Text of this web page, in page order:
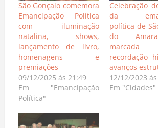
São Gonçalo comemora
Emancipação Política
com iluminação
natalina, shows,
lançamento de livro,
homenagens e
premiações
09/12/2025 às 21:49
Em "Emancipação
Política"
Celebração
da
política de
do
recordação
avanços
12/12/2023
Em "Cidades"